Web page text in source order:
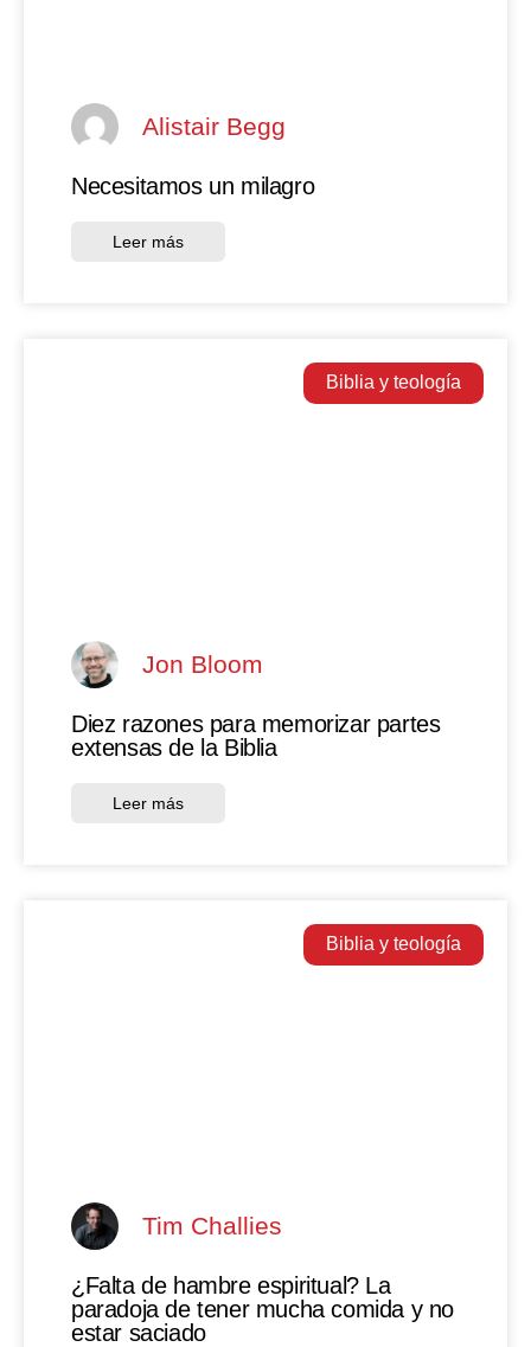
Alistair Begg
Necesitamos un milagro
Leer más
Biblia y teología
Jon Bloom
Diez razones para memorizar partes
extensas de la Biblia
Leer más
Biblia y teología
Tim Challies
¿Falta de hambre espiritual? La
paradoja de tener mucha comida y no
estar saciado